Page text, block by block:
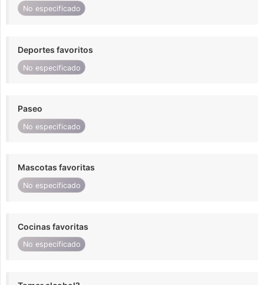
No especificado
Deportes favoritos
No especificado
Paseo
No especificado
Mascotas favoritas
No especificado
Cocinas favoritas
No especificado